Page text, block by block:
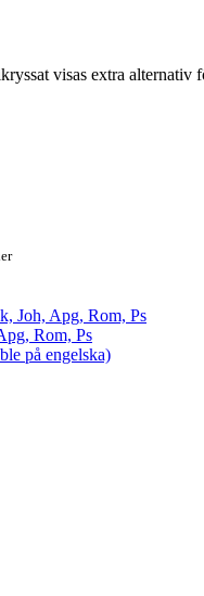
visas extra
Joh, Apg, Rom, Ps
Rom, Ps
på engelska)